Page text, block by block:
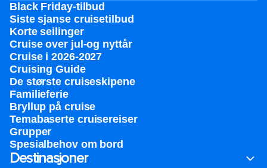
Black Friday-tilbud
Siste sjanse cruisetilbud
Korte seilinger
Cruise over jul-og nyttår
Cruise i 2026-2027
Cruising Guide
De største cruiseskipene
Familieferie
Bryllup på cruise
Temabaserte cruisereiser
Grupper
Spesialbehov om bord
Destinasjoner